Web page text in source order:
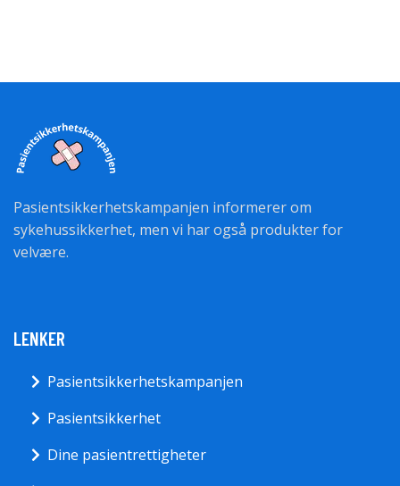
Pasientsikkerhetskampanjen informerer om
sykehussikkerhet, men vi har også produkter for
velvære.
LENKER
Pasientsikkerhetskampanjen
Pasientsikkerhet
Dine pasientrettigheter